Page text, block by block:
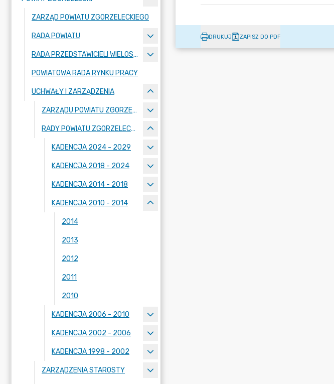
ZARZĄD POWIATU ZGORZELECKIEGO
RADA POWIATU
RADA PRZEDSTAWICIELI WIELOSPECJALISTYCZNEGO ZESPOŁU OPIEKI ZDROWOTNEJ "BOLESŁAWIEC-ZGORZELEC" SAMODZIELNEGO PUBLICZNEGO ZAKŁADU OPIEKI ZDROWOTNEJ
POWIATOWA RADA RYNKU PRACY
UCHWAŁY I ZARZĄDZENIA
ZARZĄDU POWIATU ZGORZELECKIEGO
RADY POWIATU ZGORZELECKIEGO
KADENCJA 2024 - 2029
KADENCJA 2018 - 2024
KADENCJA 2014 - 2018
KADENCJA 2010 - 2014
2014
2013
2012
2011
2010
KADENCJA 2006 - 2010
KADENCJA 2002 - 2006
KADENCJA 1998 - 2002
ZARZĄDZENIA STAROSTY
DRUKUJ ZAPISZ DO PDF